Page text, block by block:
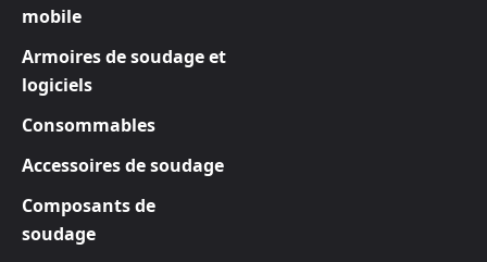
mobile
Armoires de soudage et
logiciels
Consommables
Accessoires de soudage
Composants de
soudage